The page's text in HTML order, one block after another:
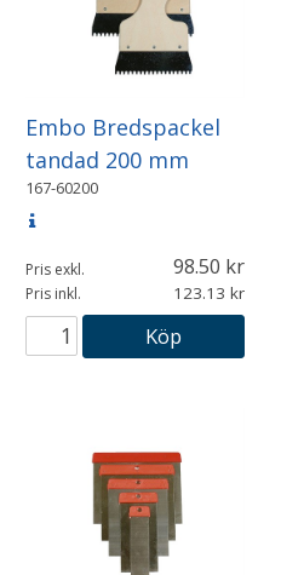
Embo Bredspackel
tandad 200 mm
167-60200
Pris exkl. 98.50
Pris inkl. 123.13
Köp